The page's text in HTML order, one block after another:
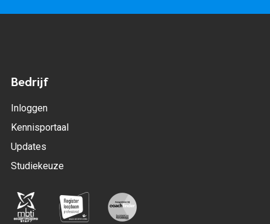
Bedrijf
Inloggen
Kennisportaal
Updates
Studiekeuze